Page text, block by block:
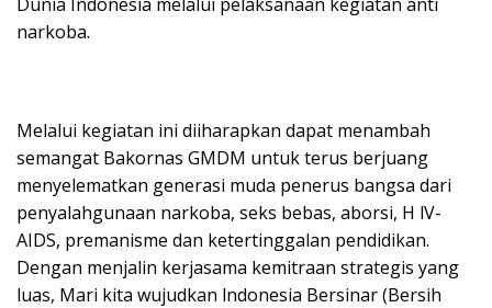
narkoba.
Melalui kegiatan ini diiharapkan dapat menambah
semangat Bakornas GMDM untuk terus berjuang
menyelematkan generasi muda penerus bangsa dari
penyalahgunaan narkoba, seks bebas, aborsi, H lV-
AIDS, premanisme dan ketertinggalan pendidikan.
Dengan menjalin kerjasama kemitraan strategis yang
luas, Mari kita wujudkan lndonesia Bersinar (Bersih